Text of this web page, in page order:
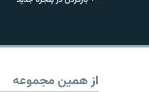
از همین مجموعه